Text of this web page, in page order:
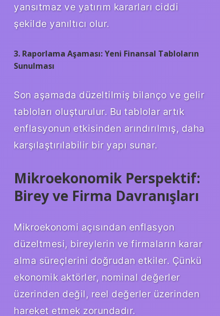
yansıtmaz ve yatırım kararları ciddi
şekilde yanıltıcı olur.
3. Raporlama Aşaması: Yeni Finansal Tabloların
Sunulması
Son aşamada düzeltilmiş bilanço ve gelir
tabloları oluşturulur. Bu tablolar artık
enflasyonun etkisinden arındırılmış, daha
karşılaştırılabilir bir yapı sunar.
Mikroekonomik Perspektif:
Birey ve Firma Davranışları
Mikroekonomi açısından enflasyon
düzeltmesi, bireylerin ve firmaların karar
alma süreçlerini doğrudan etkiler. Çünkü
ekonomik aktörler, nominal değerler
üzerinden değil, reel değerler üzerinden
hareket etmek zorundadır.